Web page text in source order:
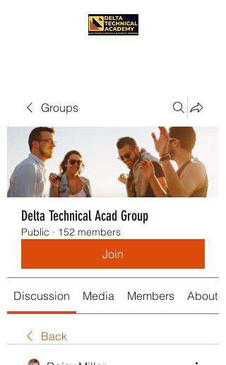
Groups
Delta Technical Acad Group
Public · 152 members
Join
Discussion Media Members About
Back